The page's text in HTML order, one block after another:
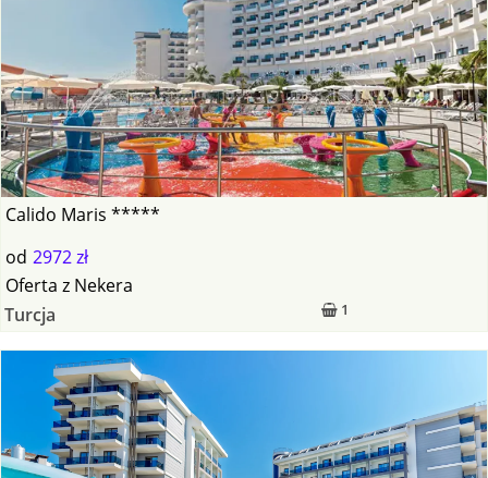
Calido Maris *****
od 2972 zł
1
Oferta z Nekera
Turcja